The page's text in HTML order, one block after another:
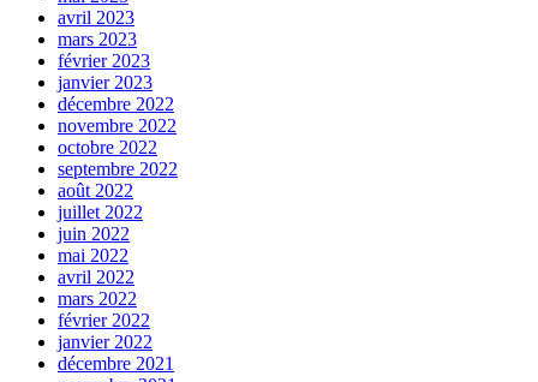
avril 2023
mars 2023
février 2023
janvier 2023
décembre 2022
novembre 2022
octobre 2022
septembre 2022
août 2022
juillet 2022
juin 2022
mai 2022
avril 2022
mars 2022
février 2022
janvier 2022
décembre 2021